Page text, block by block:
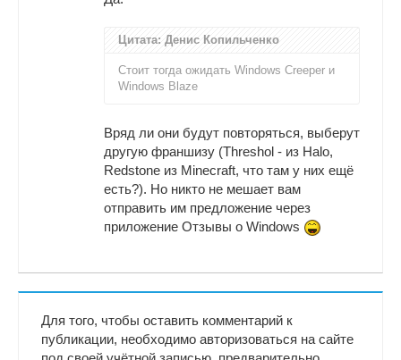
Цитата: Денис Копильченко
Стоит тогда ожидать Windows Creeper и
Windows Blaze
Вряд ли они будут повторяться, выберут
другую франшизу (Threshol - из Halo,
Redstone из Minecraft, что там у них ещё
есть?). Но никто не мешает вам
отправить им предложение через
приложение Отзывы о Windows
Для того, чтобы оставить комментарий к
публикации, необходимо авторизоваться на сайте